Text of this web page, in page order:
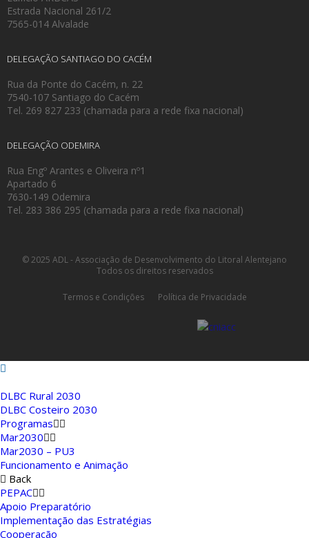
Estrada Nacional 261/2
7565-014 Alvalade
DELEGAÇÃO SANTIAGO DO CACÉM
Rua da Ponte do Cacém, n. 22
7540-107 Santiago do Cacém
Tel. 269 827 233 (chamada para a rede fixa nacional)
DELEGAÇÃO ODEMIRA
Rua Engº Arantes e Oliveira nº1
Apartado 6
7630-149 Odemira
Tel. 283 386 295 (chamada para a rede fixa nacional)
© 2025 ADL - Associação de Desenvolvimento do Litoral Alentejano
Todos os direitos reservados
Termos e Condições Política de Privacidade
DLBC Rural 2030
DLBC Costeiro 2030
Programas
Mar2030
Mar2030 – PU3
Funcionamento e Animação
Back
PEPAC
Apoio Preparatório
Implementação das Estratégias
Cooperação